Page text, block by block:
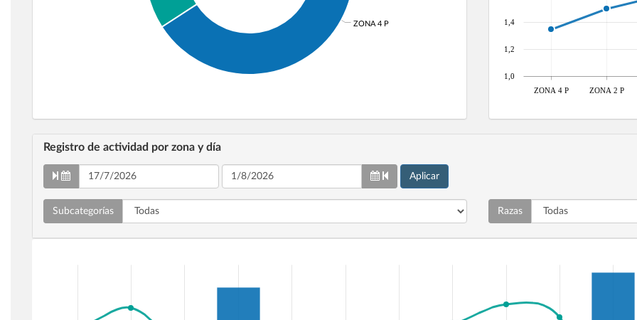
ZONA 4 P
ZONA 4 P ZONA 2 P
1,0
1,2
1,4
Registro de actividad por zona y día
Aplicar
Subcategorías Razas